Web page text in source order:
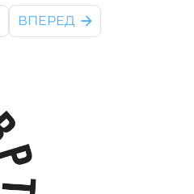
ВПЕРЕД